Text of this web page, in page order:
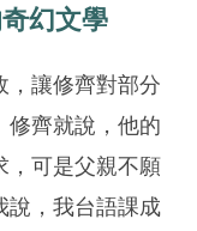
幻文學
，讓修齊對部分
修齊就說，他的
，可是父親不願
說，我台語課成